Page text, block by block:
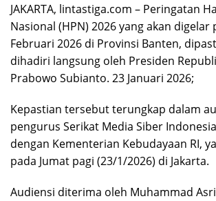
JAKARTA, lintastiga.com – Peringatan
Nasional (HPN) 2026 yang akan digelar
Februari 2026 di Provinsi Banten,
dihadiri langsung oleh Presiden
Prabowo Subianto. 23 Januari 2026;
Kepastian tersebut terungkap dalam
pengurus Serikat Media Siber
dengan Kementerian Kebudayaan RI,
pada Jumat pagi (23/1/2026) di Jakarta.
Audiensi diterima oleh Muhammad